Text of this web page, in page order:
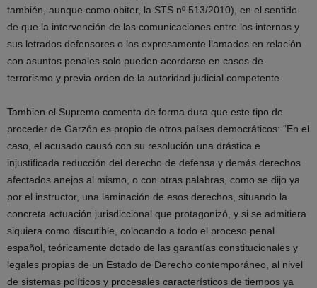
también, aunque como obiter, la STS nº 513/2010), en el sentido
de que la intervención de las comunicaciones entre los internos y
sus letrados defensores o los expresamente llamados en relación
con asuntos penales solo pueden acordarse en casos de
terrorismo y previa orden de la autoridad judicial competente
Tambien el Supremo comenta de forma dura que este tipo de
proceder de Garzón es propio de otros países democráticos: “En el
caso, el acusado causó con su resolución una drástica e
injustificada reducción del derecho de defensa y demás derechos
afectados anejos al mismo, o con otras palabras, como se dijo ya
por el instructor, una laminación de esos derechos, situando la
concreta actuación jurisdiccional que protagonizó, y si se admitiera
siquiera como discutible, colocando a todo el proceso penal
español, teóricamente dotado de las garantías constitucionales y
legales propias de un Estado de Derecho contemporáneo, al nivel
de sistemas políticos y procesales característicos de tiempos ya